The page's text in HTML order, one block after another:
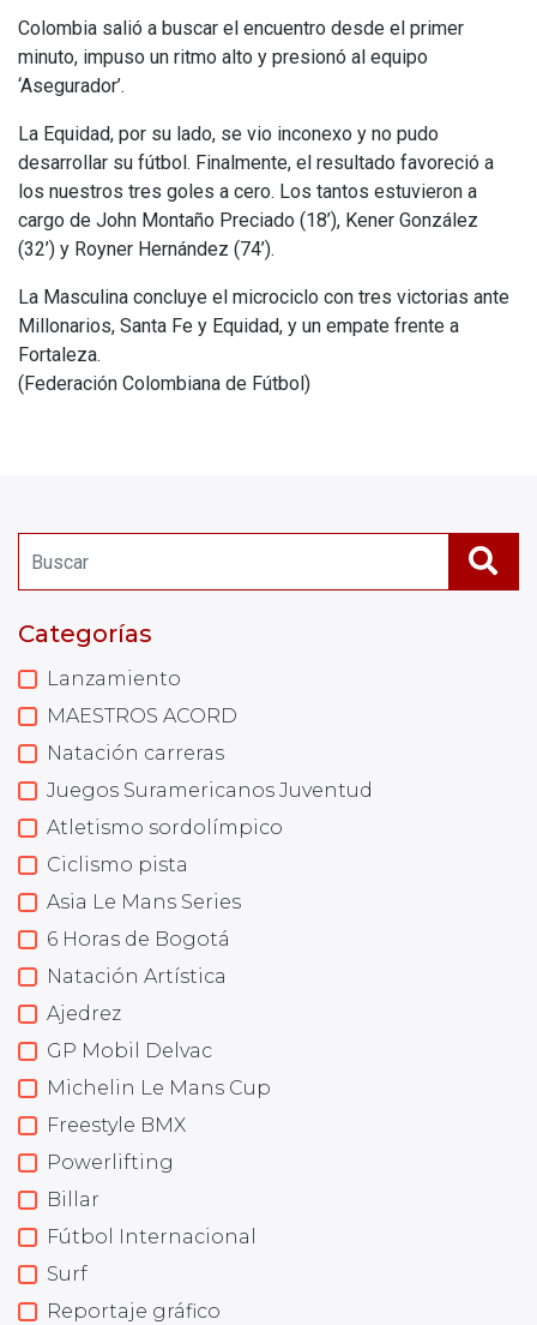
Categorías
Lanzamiento
MAESTROS ACORD
Natación carreras
Juegos Suramericanos Juventud
Atletismo sordolímpico
Ciclismo pista
Asia Le Mans Series
6 Horas de Bogotá
Natación Artística
Ajedrez
GP Mobil Delvac
Michelin Le Mans Cup
Freestyle BMX
Powerlifting
Billar
Fútbol Internacional
Surf
Reportaje gráfico
Colombia salió a buscar el encuentro desde el primer
minuto, impuso un ritmo alto y presionó al equipo
‘Asegurador’.
La Equidad, por su lado, se vio inconexo y no pudo
desarrollar su fútbol. Finalmente, el resultado favoreció a
los nuestros tres goles a cero. Los tantos estuvieron a
cargo de John Montaño Preciado (18’), Kener González
(32’) y Royner Hernández (74’).
La Masculina concluye el microciclo con tres victorias ante
Millonarios, Santa Fe y Equidad, y un empate frente a
Fortaleza.
(Federación Colombiana de Fútbol)